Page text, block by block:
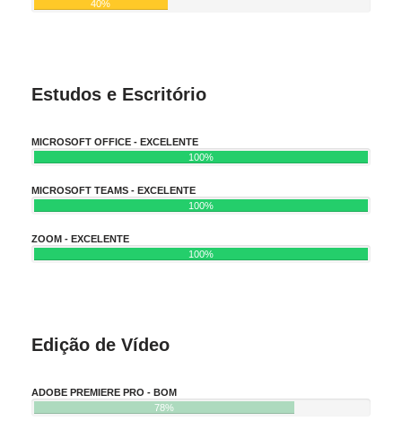
40%
Estudos e Escritório
MICROSOFT OFFICE - EXCELENTE
100%
MICROSOFT TEAMS - EXCELENTE
100%
ZOOM - EXCELENTE
100%
Edição de Vídeo
ADOBE PREMIERE PRO - BOM
78%